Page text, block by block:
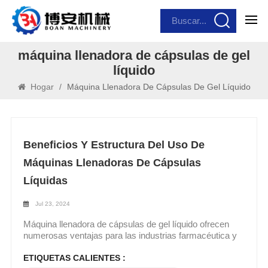
máquina llenadora de cápsulas de gel
líquido
Hogar / Máquina Llenadora De Cápsulas De Gel Líquido
Beneficios Y Estructura Del Uso De
Máquinas Llenadoras De Cápsulas
Líquidas
Jul 23, 2024
Máquina llenadora de cápsulas de gel líquido ofrecen
numerosas ventajas para las industrias farmacéutica y
1. Precisión y consistencia: Llenadores de cápsulas
ETIQUETAS CALIENTES :